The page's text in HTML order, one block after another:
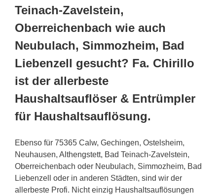
Teinach-Zavelstein,
Oberreichenbach wie auch
Neubulach, Simmozheim, Bad
Liebenzell gesucht? Fa. Chirillo
ist der allerbeste
Haushaltsauflöser & Entrümpler
für Haushaltsauflösung.
Ebenso für 75365 Calw, Gechingen, Ostelsheim,
Neuhausen, Althengstett, Bad Teinach-Zavelstein,
Oberreichenbach oder Neubulach, Simmozheim, Bad
Liebenzell oder in anderen Städten, sind wir der
allerbeste Profi. Nicht einzig Haushaltsauflösungen